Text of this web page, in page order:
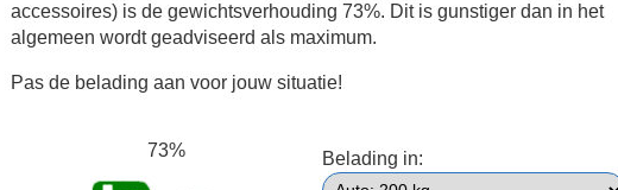
accessoires) is de gewichtsverhouding 73%. Dit is gunstiger dan in het
algemeen wordt geadviseerd als maximum.
Pas de belading aan voor jouw situatie!
73% Belading in: